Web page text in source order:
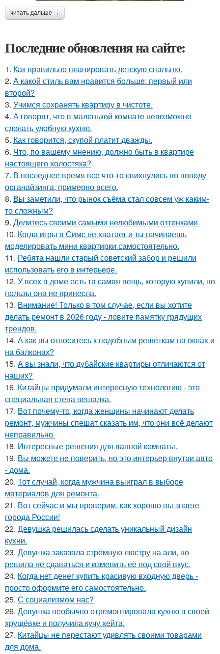
читать дальше →
Последние обновления на сайте:
1. Как правильно планировать детскую спальню.
2. А какой стиль вам нравится больше: первый или
второй?
3. Учимся сохранять квартиру в чистоте.
4. А говорят, что в маленькой комнате невозможно
сделать удобную кухню.
5. Как говорится, скупой платит дважды.
6. Что, по вашему мнению, должно быть в квартире
настоящего холостяка?
7. В последнее время все что-то свихнулись по поводу
органайзинга, примерно всего.
8. Вы заметили, что рынок съёма стал совсем уж каким-
то сложным?
9. Делитесь своими самыми нелюбимыми оттенками.
10. Когда игры в Симс не хватает и ты начинаешь
моделировать мини квартирки самостоятельно.
11. Ребята нашли старый советский забор и решили
использовать его в интерьере.
12. У всех в доме есть та самая вещь, которую купили, но
пользы она не принесла.
13. Внимание! Только в том случае, если вы хотите
делать ремонт в 2026 году - ловите памятку грядущих
трендов.
14. А как вы относитесь к подобным решёткам на окнах и
на балконах?
15. А вы знали, что дубайские квартиры отличаются от
наших?
16. Китайцы придумали интересную технологию - это
специальная стена вешалка.
17. Вот почему-то, когда женщины начинают делать
ремонт, мужчины спешат сказать им, что они всё делают
неправильно.
18. Интересные решения для ванной комнаты.
19. Вы можете не поверить, но это интерьер внутри авто
- дома.
20. Тот случай, когда мужчина выиграл в выборе
материалов для ремонта.
21. Вот сейчас и мы проверим, как хорошо вы знаете
города России!
22. Девушка решилась сделать уникальный дизайн
кухни.
23. Девушка заказала стрёмную люстру на али, но
решила не сдаваться и изменить её под свой вкус.
24. Когда нет денег купить красивую входную дверь -
просто оформите его самостоятельно.
25. С социализмом нас?
26. Девушка необычно отремонтировала кухню в своей
хрущёвке и получила кучу хейта.
27. Китайцы не перестают удивлять своими товарами
для дома.